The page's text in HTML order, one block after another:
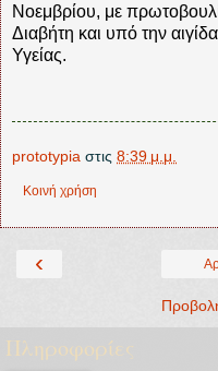
Νοεμβρίου, με
Διαβήτη και υπό την
Υγείας.
prototypia στις 8:39 μ.μ.
Κοινή χρήση
‹
Πληροφορίες